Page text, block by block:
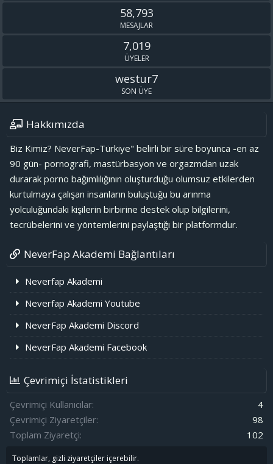
58,793
MESAJLAR
7,019
ÜYELER
westur7
SON ÜYE
Hakkımızda
Biz Kimiz? NeverFap-Türkiye" belirli bir süre boyunca -en az
90 gün- pornografi, mastürbasyon ve orgazmdan uzak
durarak porno bağımlılığının oluşturduğu olumsuz etkilerden
kurtulmaya çalışan insanların buluştuğu bu arınma
yolculuğundaki kişilerin birbirine destek olup bilgilerini,
tecrübelerini ve yöntemlerini paylaştığı bir platformdur.
NeverFap Akademi Bağlantıları
Neverfap Akademi
Neverfap Akademi Youtube
NeverFap Akademi Discord
NeverFap Akademi Facebook
Çevrimiçi İstatistikleri
Çevrimiçi Kullanıcılar
4
Çevrimiçi Ziyaretçiler
98
Toplam Ziyaretçi
102
Toplamlar, gizli ziyaretçiler içerebilir.